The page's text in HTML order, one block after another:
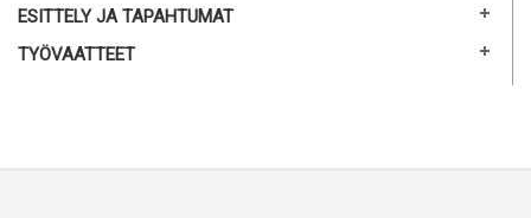
ESITTELY JA TAPAHTUMAT
TYÖVAATTEET